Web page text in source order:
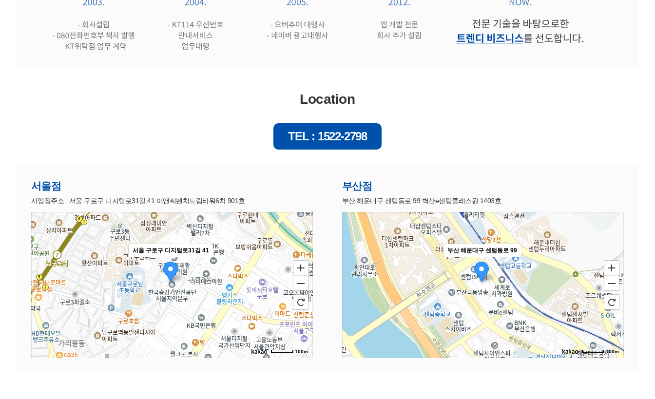
Location
TEL : 1522-2798
서울점
사업장주소 : 서울 구로구 디지털로31길 41 이앤씨벤처드림타워6차 901호
서울 구로구 디지털로31길 41
100m
부산점
부산 해운대구 센텀동로 99 벽산e센텀클래스원 1403호
부산 해운대구 센텀동로 99
100m